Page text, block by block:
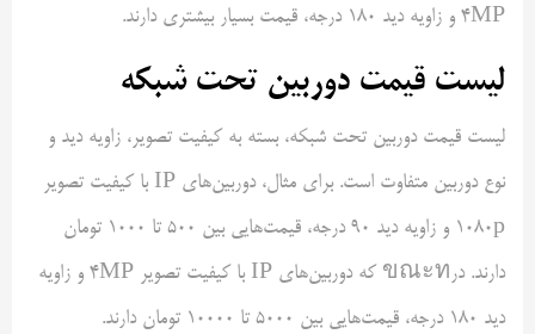
4MP و زاویه دید 180 درجه، قیمت بسیار بیشتری دارند.
لیست قیمت دوربین تحت شبکه
لیست قیمت دوربین تحت شبکه، بسته به کیفیت تصویر، زاویه دید و
نوع دوربین متفاوت است. برای مثال، دوربین‌های IP با کیفیت تصویر
1080p و زاویه دید 90 درجه، قیمت‌هایی بین 500 تا 1000 تومان
دارند. درขณะท که دوربین‌های IP با کیفیت تصویر 4MP و زاویه
دید 180 درجه، قیمت‌هایی بین 5000 تا 10000 تومان دارند.